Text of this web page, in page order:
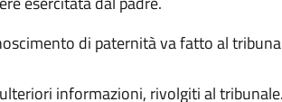
di paternità va fatto al
informazioni, rivolgiti al